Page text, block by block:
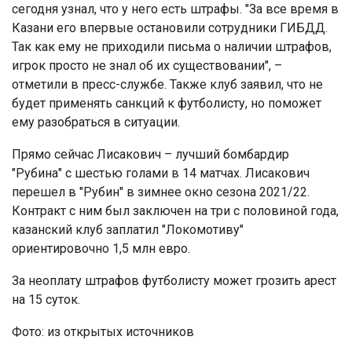
сегодня узнал, что у него есть штрафы. "За все время в
Казани его впервые остановили сотрудники ГИБДД.
Так как ему не приходили письма о наличии штрафов,
игрок просто не знал об их существовании", –
отметили в пресс-службе. Также клуб заявил, что не
будет применять санкций к футболисту, но поможет
ему разобраться в ситуации.
Прямо сейчас Лисакович – лучший бомбардир
"Рубина" с шестью голами в 14 матчах. Лисакович
перешел в "Рубин" в зимнее окно сезона 2021/22.
Контракт с ним был заключен на три с половиной года,
казанский клуб заплатил "Локомотиву"
ориентировочно 1,5 млн евро.
За неоплату штрафов футболисту может грозить арест
на 15 суток.
Фото: из открытых источников